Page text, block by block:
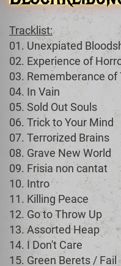
Tracklist:
01. Unexpiated
02. Experience of
03. Rememberance of
04. In Vain
05. Sold Out Souls
06. Trick to Your Mind
07. Terrorized Brains
08. Grave New World
09. Frisia non cantat
10. Intro
11. Killing Peace
12. Go to Throw Up
13. Assorted Heap
14. I Don't Care
15. Green Berets / Fail